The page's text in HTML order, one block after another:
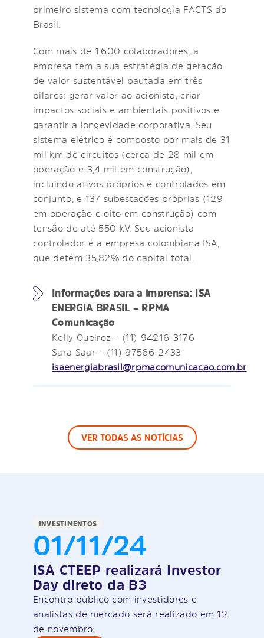
primeiro sistema com tecnologia FACTS do
Brasil.
Com mais de 1.600 colaboradores, a
empresa tem a sua estratégia de geração
de valor sustentável pautada em três
pilares: gerar valor ao acionista, criar
impactos sociais e ambientais positivos e
garantir a longevidade corporativa. Seu
sistema elétrico é composto por mais de 31
mil km de circuitos (cerca de 28 mil em
operação e 3,4 mil em construção),
incluindo ativos próprios e controlados em
conjunto, e 137 subestações próprias (129
em operação e oito em construção) com
tensão de até 550 kV. Seu acionista
controlador é a empresa colombiana ISA,
que detém 35,82% do capital total.
Informações para a imprensa: ISA
ENERGIA BRASIL – RPMA
Comunicação
Kelly Queiroz – (11) 94216-3176
Sara Saar – (11) 97566-2433
isaenergiabrasil@rpmacomunicacao.com.br
VER TODAS AS NOTÍCIAS
INVESTIMENTOS
01/11/24
ISA CTEEP realizará Investor
Day direto da B3
Encontro público com investidores e
analistas de mercado será realizado em 12
de novembro.